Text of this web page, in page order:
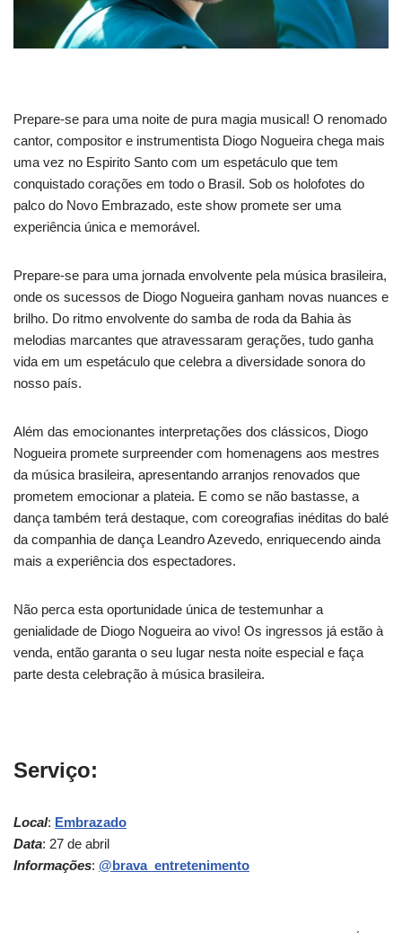
Prepare-se para uma noite de pura magia musical! O renomado
cantor, compositor e instrumentista Diogo Nogueira chega mais
uma vez no Espirito Santo com um espetáculo que tem
conquistado corações em todo o Brasil. Sob os holofotes do
palco do Novo Embrazado, este show promete ser uma
experiência única e memorável.
Prepare-se para uma jornada envolvente pela música brasileira,
onde os sucessos de Diogo Nogueira ganham novas nuances e
brilho. Do ritmo envolvente do samba de roda da Bahia às
melodias marcantes que atravessaram gerações, tudo ganha
vida em um espetáculo que celebra a diversidade sonora do
nosso país.
Além das emocionantes interpretações dos clássicos, Diogo
Nogueira promete surpreender com homenagens aos mestres
da música brasileira, apresentando arranjos renovados que
prometem emocionar a plateia. E como se não bastasse, a
dança também terá destaque, com coreografias inéditas do balé
da companhia de dança Leandro Azevedo, enriquecendo ainda
mais a experiência dos espectadores.
Não perca esta oportunidade única de testemunhar a
genialidade de Diogo Nogueira ao vivo! Os ingressos já estão à
venda, então garanta o seu lugar nesta noite especial e faça
parte desta celebração à música brasileira.
Serviço:
Local: Embrazado
Data: 27 de abril
Informações: @brava_entretenimento